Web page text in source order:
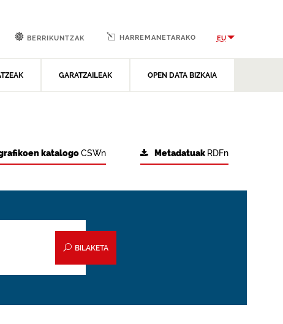
GARATZAILEAK OPEN DATA BIZKAIA
BERRIKUNTZAK HARREMANETARAKO EU
Metadatuak RDFn
katalogoCSWn
BILAKETA